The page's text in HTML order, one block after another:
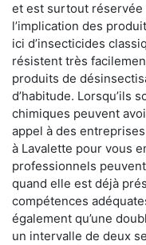
et est surtout réservée
l’implication des
ici d’insecticides
résistent très
produits de
d’habitude. Lorsqu’ils
chimiques peuvent
appel à des
à Lavalette pour vous
professionnels
quand elle est déjà
compétences
également qu’une
un intervalle de deux